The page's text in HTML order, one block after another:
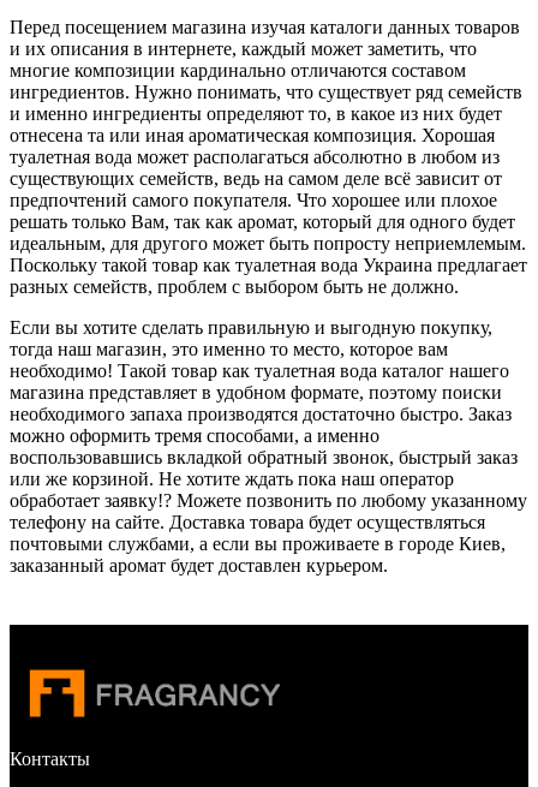
Перед посещением магазина изучая каталоги данных товаров
и их описания в интернете, каждый может заметить, что
многие композиции кардинально отличаются составом
ингредиентов. Нужно понимать, что существует ряд семейств
и именно ингредиенты определяют то, в какое из них будет
отнесена та или иная ароматическая композиция. Хорошая
туалетная вода может располагаться абсолютно в любом из
существующих семейств, ведь на самом деле всё зависит от
предпочтений самого покупателя. Что хорошее или плохое
решать только Вам, так как аромат, который для одного будет
идеальным, для другого может быть попросту неприемлемым.
Поскольку такой товар как туалетная вода Украина предлагает
разных семейств, проблем с выбором быть не должно.
Если вы хотите сделать правильную и выгодную покупку,
тогда наш магазин, это именно то место, которое вам
необходимо! Такой товар как туалетная вода каталог нашего
магазина представляет в удобном формате, поэтому поиски
необходимого запаха производятся достаточно быстро. Заказ
можно оформить тремя способами, а именно
воспользовавшись вкладкой обратный звонок, быстрый заказ
или же корзиной. Не хотите ждать пока наш оператор
обработает заявку!? Можете позвонить по любому указанному
телефону на сайте. Доставка товара будет осуществляться
почтовыми службами, а если вы проживаете в городе Киев,
заказанный аромат будет доставлен курьером.
Контакты